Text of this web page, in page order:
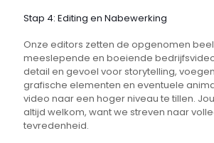
Stap 4: Editing en Nabewerking
Onze editors zetten de opgenomen
meeslepende en boeiende
detail en gevoel voor storytelling,
grafische elementen en eventuele
video naar een hoger niveau te tillen.
altijd welkom, want we streven naar
tevredenheid.